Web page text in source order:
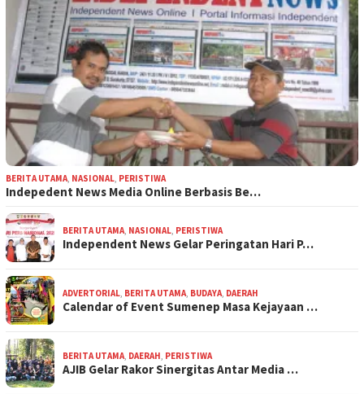
BERITA UTAMA NASIONAL PERISTIWA
Indepedent News Media Online Berbasis Be…
BERITA UTAMA NASIONAL PERISTIWA
Independent News Gelar Peringatan Hari P…
ADVERTORIAL BERITA UTAMA BUDAYA DAERAH
Calendar of Event Sumenep Masa Kejayaan …
BERITA UTAMA DAERAH PERISTIWA
AJIB Gelar Rakor Sinergitas Antar Media …